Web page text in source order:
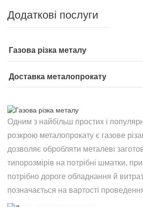
Додаткові послуги
Газова різка металу
Доставка металопрокату
Одним з найбільш простих і
розкрою металопрокату є газове
дозволяє обробляти металеві
типорозмірів на потрібні шматки,
потрібно дороге обладнання й
позначається на вартості